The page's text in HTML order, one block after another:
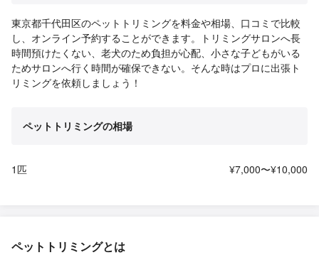
東京都千代田区のペットトリミングを料金や相場、口コミで比較
し、オンライン予約することができます。トリミングサロンへ長
時間預けたくない、老犬のため負担が心配、小さな子どもがいる
ためサロンへ行く時間が確保できない。そんな時はプロに出張ト
リミングを依頼しましょう！
ペットトリミングの相場
1匹 ¥7,000〜¥10,000
ペットトリミングとは